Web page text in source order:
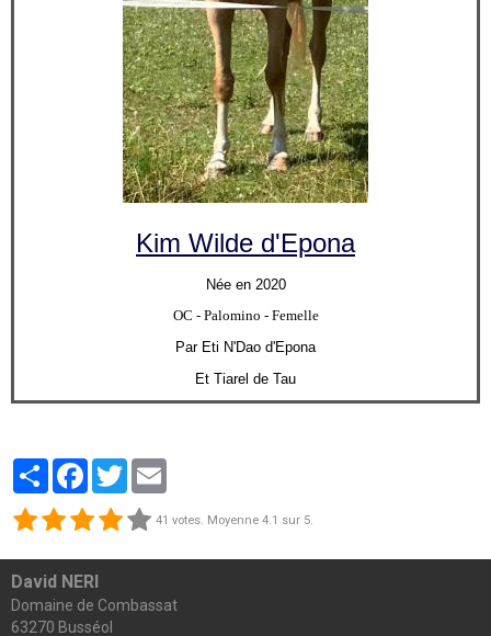
Kim Wilde d'Epona
Née en 2020
OC - Palomino - Femelle
Par Eti N'Dao d'Epona
Et Tiarel de Tau
PartagerFacebook
Twitter
41 votes. Moyenne 4.1 sur 5.
David NERI
Domaine de Combassat
63270 Busséol